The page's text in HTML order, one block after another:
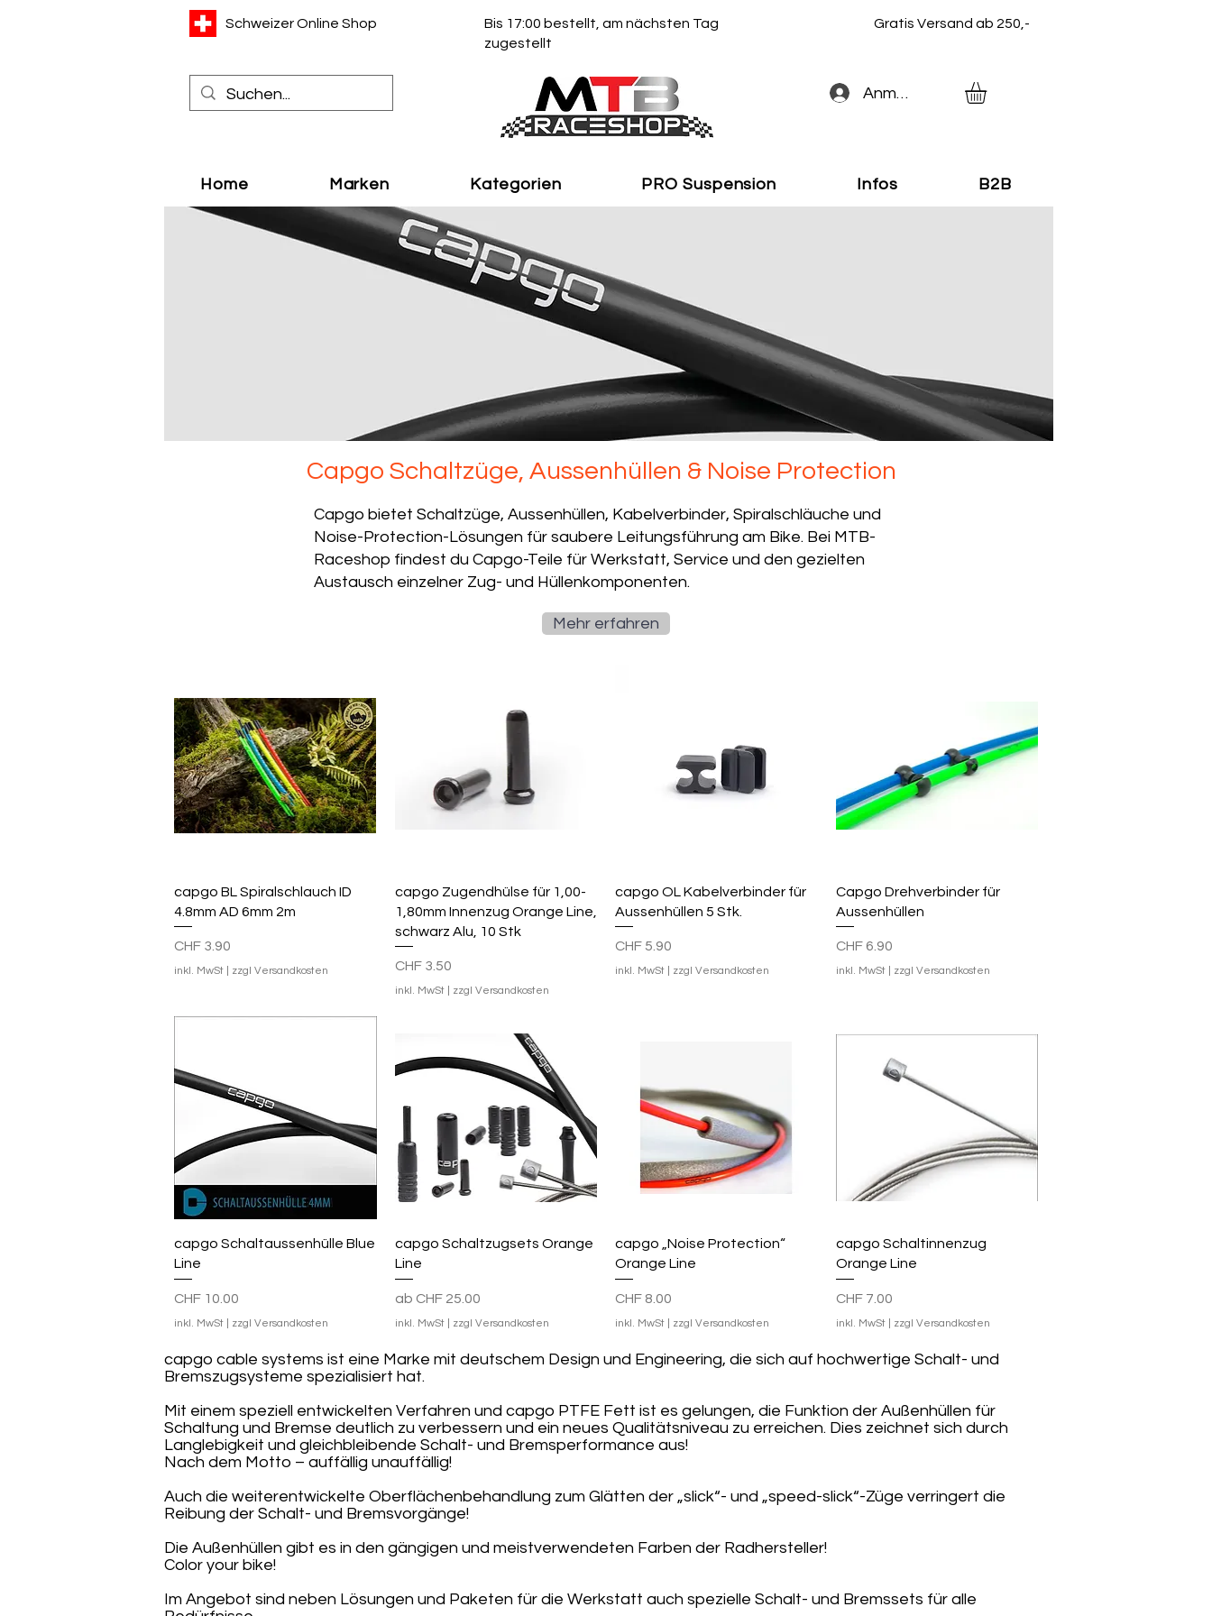
Schweizer Online Shop
Bis 17:00 bestellt, am nächsten Tag
zugestellt
Gratis Versand ab 250,-
Anmelden
Home Marken Kategorien PRO Suspension Infos B2B
Capgo Schaltzüge, Aussenhüllen & Noise Protection
Capgo bietet Schaltzüge, Aussenhüllen, Kabelverbinder, Spiralschläuche und
Noise-Protection-Lösungen für saubere Leitungsführung am Bike. Bei MTB-
Raceshop findest du Capgo-Teile für Werkstatt, Service und den gezielten
Austausch einzelner Zug- und Hüllenkomponenten.
Mehr erfahren
Schnellansicht
capgo BL Spiralschlauch ID
4.8mm AD 6mm 2m
Preis
CHF 3.90
inkl. MwSt zzgl Versandkosten
Schnellansicht
capgo Zugendhülse für 1,00-
1,80mm Innenzug Orange Line,
schwarz Alu, 10 Stk
Preis
CHF 3.50
inkl. MwSt| zzgl Versandkosten
Schnellansicht
capgo OL Kabelverbinder für
Aussenhüllen 5 Stk.
Preis
CHF 5.90
inkl. MwSt zzgl Versandkosten
Schnellansicht
Capgo Drehverbinder für
Aussenhüllen
Preis
CHF 6.90
inkl. MwSt| zzgl Versandkosten
Schnellansicht
capgo Schaltaussenhülle Blue
Line
Preis
CHF 10.00
inkl. MwSt zzgl Versandkosten
Schnellansicht
capgo Schaltzugsets Orange
Line
ab CHF 25.00
Sale-Preis
inkl. MwSt| zzgl Versandkosten
Schnellansicht
capgo „Noise Protection“
Orange Line
Preis
CHF 8.00
inkl. MwSt zzgl Versandkosten
Schnellansicht
capgo Schaltinnenzug
Orange Line
Preis
CHF 7.00
inkl. MwSt| zzgl Versandkosten
capgo cable systems ist eine Marke mit deutschem Design und Engineering, die sich auf hochwertige Schalt- und
Bremszugsysteme spezialisiert hat.
Mit einem speziell entwickelten Verfahren und capgo PTFE Fett ist es gelungen, die Funktion der Außenhüllen für
Schaltung und Bremse deutlich zu verbessern und ein neues Qualitätsniveau zu erreichen. Dies zeichnet sich durch
Langlebigkeit und gleichbleibende Schalt- und Bremsperformance aus!
Nach dem Motto – auffällig unauffällig!
Auch die weiterentwickelte Oberflächenbehandlung zum Glätten der „slick“- und „speed-slick“-Züge verringert die
Reibung der Schalt- und Bremsvorgänge!
Die Außenhüllen gibt es in den gängigen und meistverwendeten Farben der Radhersteller!
Color your bike!
Im Angebot sind neben Lösungen und Paketen für die Werkstatt auch spezielle Schalt- und Bremssets für alle